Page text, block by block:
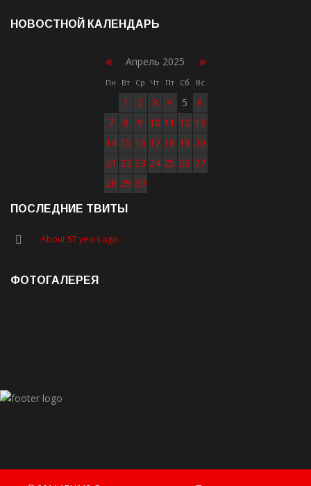
НОВОСТНОЙ КАЛЕНДАРЬ
« Апрель 2025 »
Пн Вт Ср Чт Пт Сб Вс
1 2 3 4 5
6
7
8 9 10 11 12 13
14 15 16 17 18 19 20
21 22 23 24 25 26 27
28 29 30
ПОСЛЕДНИЕ ТВИТЫ
About 57 years ago
ФОТОГАЛЕРЕЯ